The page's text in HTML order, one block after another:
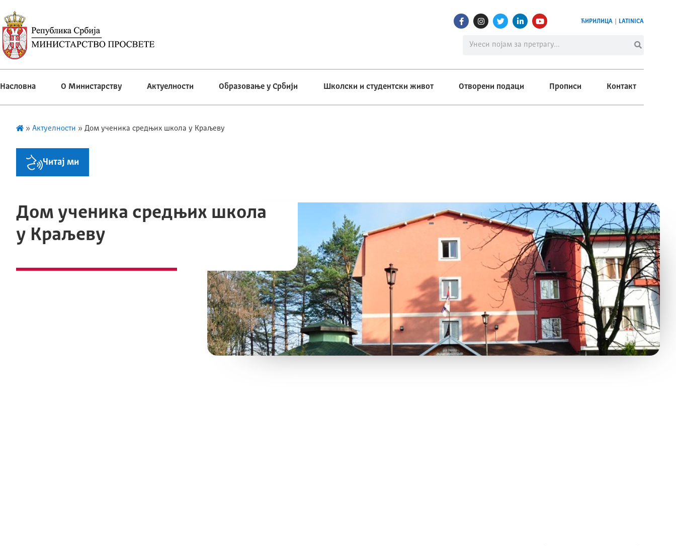
ЋИРИЛИЦА LATINICA
Насловна О Министарству Актуелности Образовање у Србији Школски и студентски живот Отворени подаци Прописи Контакт
» Актуелности » Дом ученика средњих школа у Краљеву
Читај ми
Дом ученика средњих школа
у Краљеву